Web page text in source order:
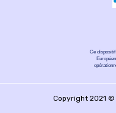
Ce dispositif
Copyright 2021 ©